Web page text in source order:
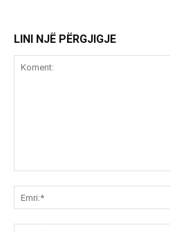
LINI NJË PËRGJIGJE